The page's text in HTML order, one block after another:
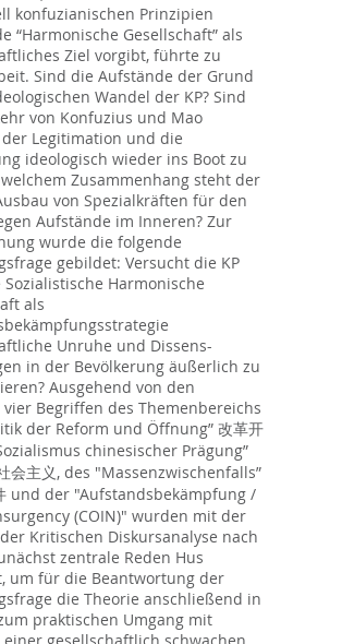
konfuzianischen Prinzipien
“Harmonische Gesellschaft” als
Ziel vorgibt, führte zu
Sind die Aufstände der Grund
Wandel der KP? Sind
von Konfuzius und Mao
der Legitimation und die
ideologisch wieder ins Boot zu
Zusammenhang steht der
von Spezialkräften für den
Aufstände im Inneren? Zur
wurde die folgende
gebildet: Versucht die KP
Harmonische
als
Unruhe und Dissens-
in der Bevölkerung äußerlich zu
Ausgehend von den
Begriffen des Themenbereichs
der Reform und Öffnung” 改革开
chinesischer Prägung”
会主义, des "Massenzwischenfalls”
und der "Aufstandsbekämpfung /
(COIN)" wurden mit der
Kritischen Diskursanalyse nach
zentrale Reden Hus
um für die Beantwortung der
die Theorie anschließend in
praktischen Umgang mit